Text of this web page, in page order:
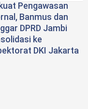
Pengawasan
Banmus dan
DPRD Jambi
ke
DKI Jakarta